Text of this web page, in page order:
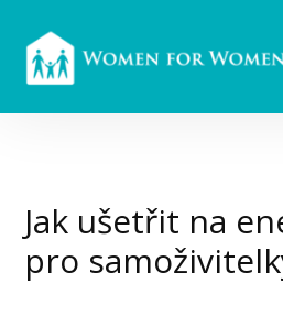
Jak ušetřit na
pro